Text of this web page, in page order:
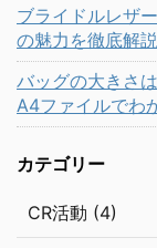
ブライドルレザ
の魅力を徹底解説
バッグの大きさ
A4ファイルでわ
カテゴリー
CR活動 (4)